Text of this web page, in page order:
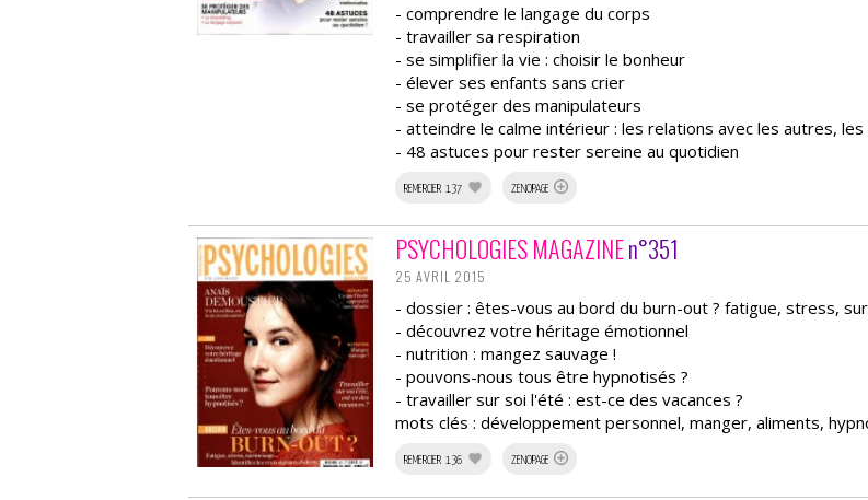
- comprendre le langage du corps
- travailler sa respiration
- se simplifier la vie : choisir le bonheur
- élever ses enfants sans crier
- se protéger des manipulateurs
- atteindre le calme intérieur : les relations avec les autres,
- 48 astuces pour rester sereine au quotidien
REMERCIER 137 ZENOPAGE
PSYCHOLOGIES MAGAZINEn°351
25 AVRIL 2015
- dossier : êtes-vous au bord du burn-out ? fatigue, stress,
- découvrez votre héritage émotionnel
- nutrition : mangez sauvage !
- pouvons-nous tous être hypnotisés ?
- travailler sur soi l'été : est-ce des vacances ?
mots clés : développement personnel, manger, aliments,
REMERCIER 136 ZENOPAGE